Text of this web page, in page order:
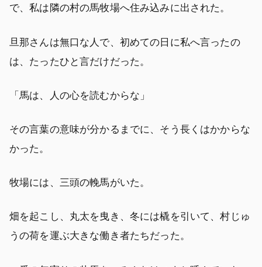
で、私は隣の村の馬牧場へ住み込みに出された。
旦那さんは無口な人で、初めての日に私へ言ったの
は、たったひと言だけだった。
「馬は、人の心を読むからな」
その言葉の意味が分かるまでに、そう長くはかからな
かった。
牧場には、三頭の輓馬がいた。
畑を起こし、丸太を曳き、冬には橇を引いて、村じゅ
うの荷を運ぶ大きな働き者たちだった。